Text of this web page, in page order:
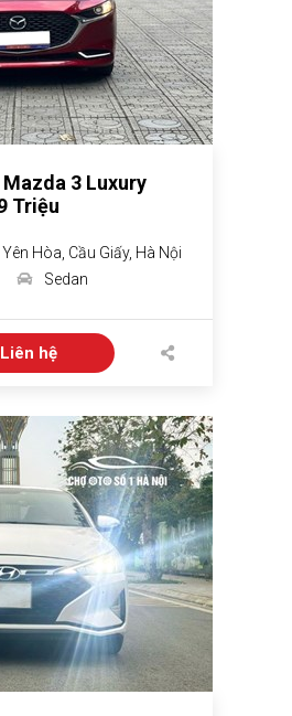
Mazda 3 Luxury
Triệu
Hòa, Cầu Giấy, Hà Nội
Sedan
Liên hệ